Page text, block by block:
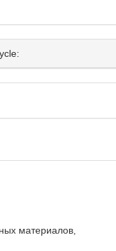
материалов,